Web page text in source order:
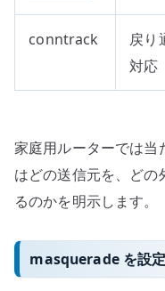
conntrack
戻り
対応
家庭用ルーターでは当
はどの送信元を、ど
るのかを明示します。
masquerade を設